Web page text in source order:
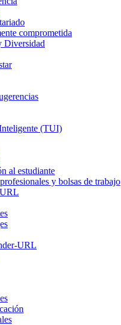
comprometida
Diversidad
(TUI)
al estudiante
y bolsas de trabajo
URL